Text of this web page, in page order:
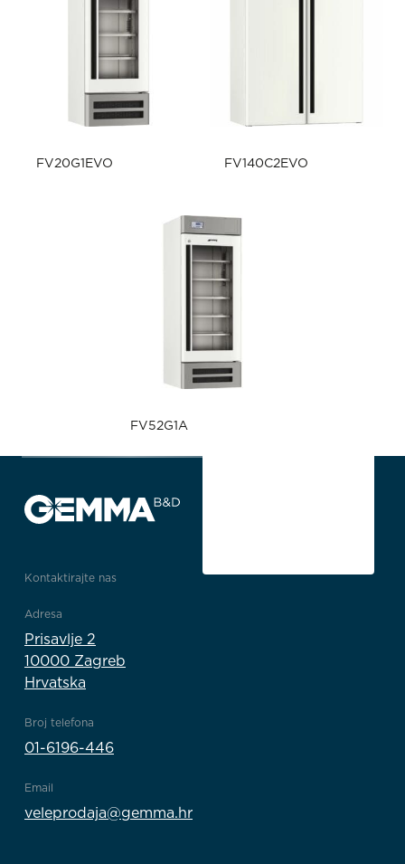
FV20G1EVO FV140C2EVO
FV52G1A
Kontaktirajte nas
Adresa
Prisavlje 2
10000 Zagreb
Hrvatska
Broj telefona
01-6196-446
Email
veleprodaja@gemma.hr